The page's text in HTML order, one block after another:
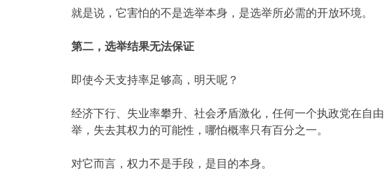
就是说，它害怕的不是选举本身，是选举所必需的开放环境。
第二，选举结果无法保证
即使今天支持率足够高，明天呢？
经济下行、失业率攀升、社会矛盾激化，任何一个执政党在自
举，失去其权力的可能性，哪怕概率只有百分之一。
对它而言，权力不是手段，是目的本身。